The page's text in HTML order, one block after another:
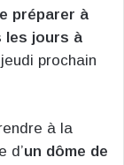
préparer à
les jours à
prochain
à la
d’un dôme de